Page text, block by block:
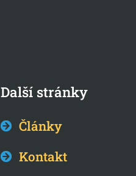
Další stránky
Články
Kontakt